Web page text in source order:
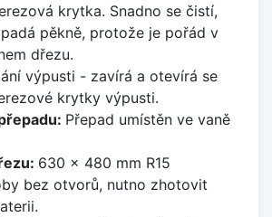
krytka. Snadno se čistí,
pěkně, protože je pořád v
dřezu.
výpusti - zavírá a otevírá se
krytky výpusti.
Přepad umístěn ve vaně
630 x 480 mm R15
bez otvorů, nutno zhotovit